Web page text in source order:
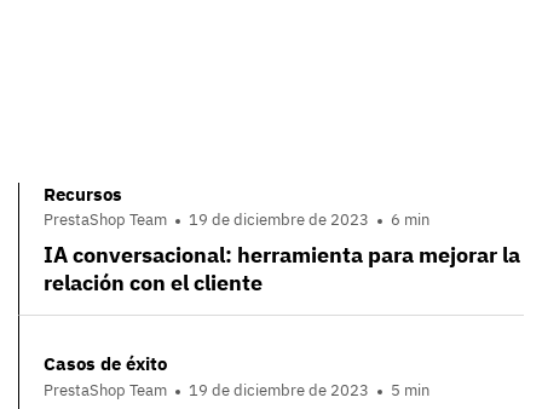
Recursos
PrestaShop Team 19 de diciembre de 2023 6 min
IA conversacional: herramienta para mejorar la
relación con el cliente
Casos de éxito
PrestaShop Team 19 de diciembre de 2023 5 min